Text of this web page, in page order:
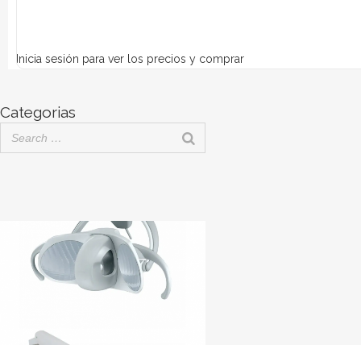
Categorias
Inicia sesión para ver los precios y comprar